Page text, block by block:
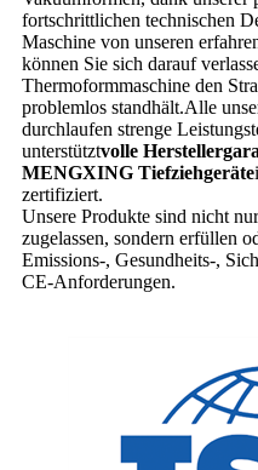
fortschrittlichen technischen
Maschine von unseren
können Sie sich darauf
Thermoformmaschine den
problemlos standhält.Alle
durchlaufen strenge
unterstütztvolle
MENGXING Tiefziehgeräte
zertifiziert.
Unsere Produkte sind nicht
zugelassen, sondern erfüllen
Emissions-, Gesundheits-,
CE-Anforderungen.